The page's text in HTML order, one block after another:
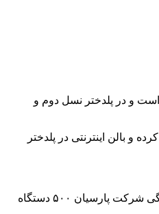
و در پلدختر نسل دوم و
و بالن اینترنتی در پلدختر
آذری جهرمی با بیان اینکه اساسی‌ترین زیرساخت‌ها، زیرساخت بانکی است، تصریح کرد: اولویت ما ایجاد فعالیت بانکی است که پست بانک و بانک انصار فعال شده‌اند، با هماهنگی شرکت پارسیان ۵۰۰ دستگاه